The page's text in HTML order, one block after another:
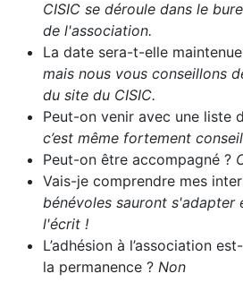
CISIC se déroule dans le
de l'association.
La date sera-t-elle
mais nous vous conseillons
du site du CISIC.
Peut-on venir avec une liste
c’est même fortement
Peut-on être accompagné ?
Vais-je comprendre mes
bénévoles sauront s'adapter
l'écrit !
L’adhésion à l’association
la permanence ? Non